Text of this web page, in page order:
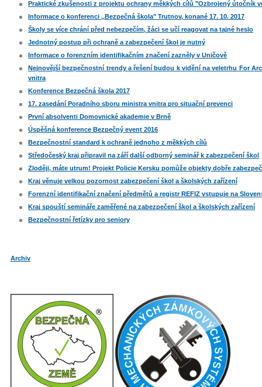
Praktické zkušenosti z projektu ochrany měkkých cílů "Ozbrojený útočník
Informace o konferenci ,,Bezpečná škola" Trutnov, konané 17. 10. 2017
Školy se více chrání před nebezpečím, žáci se učí reagovat na tajné heslo
Jednotný postup při ochraně a zabezpečení škol je nutný
Informace o forenzním identifikačním značení zazněly v Uničově
Nejnovější bezpečnostní trendy a řešení budou k vidění na veletrhu For
vnitra
Konference Bezpečná škola 2017
17. zasedání Poradního sboru ministra vnitra pro situační prevenci
První absolventi Domovnické akademie v Brně
Úspěšná konference Bezpečný event 2016
Bezpečnostní standard k ochraně jednoho z měkkých cílů
Středočeský kraj připravil na září další odborný seminář k zabezpečení škol
Zloději, máte utrum! Projekt Policie Kersku pomůže objekty dobře
Kraj věnuje velkou pozornost zabezpečení škol a školských zařízení
Forenzní identifikační značení předmětů a registr REFIZ vstupuje na
Kraj spouští semináře zaměřené na zabezpečení škol a školských zařízení
Bezpečnostní řetízky pro seniory
Archiv